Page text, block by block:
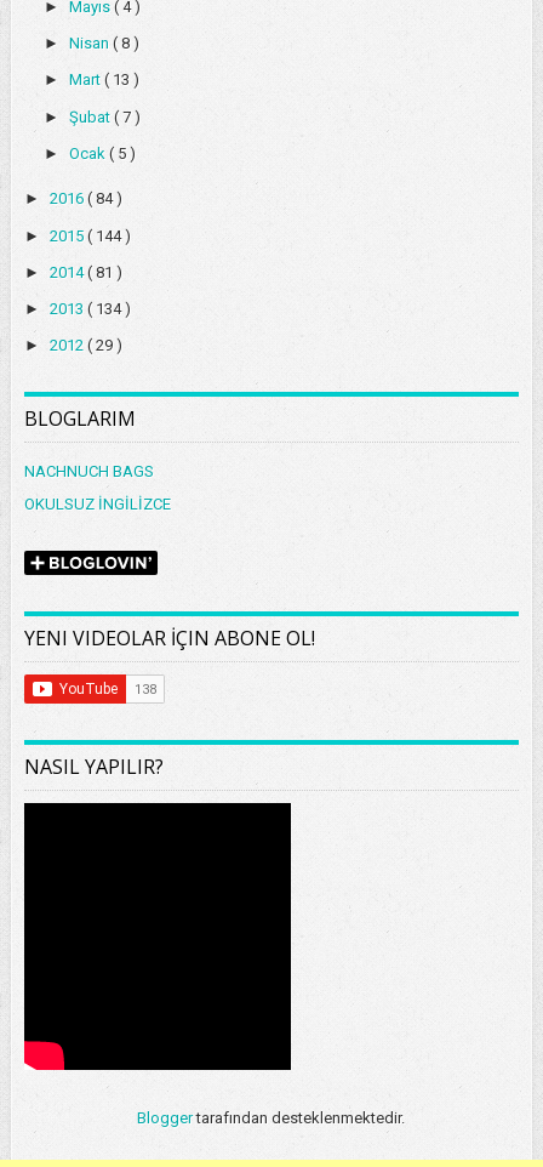
► Mayıs ( 4 )
► Nisan ( 8 )
► Mart ( 13 )
► Şubat ( 7 )
► Ocak ( 5 )
► 2016 ( 84 )
► 2015 ( 144 )
► 2014( 81 )
► 2013 ( 134 )
► 2012 ( 29 )
BLOGLARIM
NACHNUCH BAGS
OKULSUZ İNGİLİZCE
YENI VIDEOLAR İÇIN ABONE OL!
NASIL YAPILIR?
Bloggertarafından desteklenmektedir.